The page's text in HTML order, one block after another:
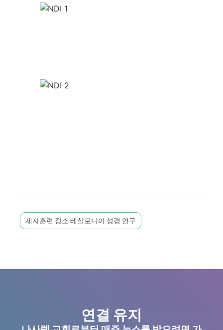
제자훈련 장소 테살로니아 성경 연구
연결 유지